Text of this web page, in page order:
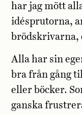
har jag mött
idésprutorna,
brödskrivarna,
Alla har sin
bra från gång
eller böcker.
ganska